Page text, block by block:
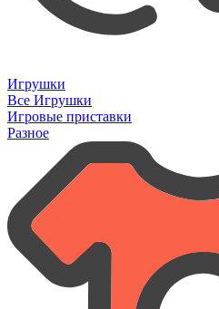
Игрушки
Все Игрушки
Игровые приставки
Разное